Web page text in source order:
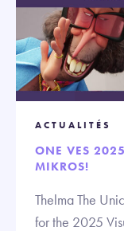
ACTUALITÉS
ONE VES
MIKROS!
Thelma The
for the 2025